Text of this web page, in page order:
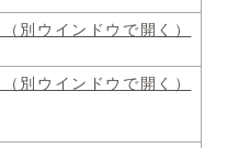
（別ウインドウで開く）
（別ウインドウで開く）